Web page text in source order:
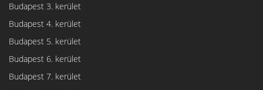
Budapest 3. kerület
Budapest 4. kerület
Budapest 5. kerület
Budapest 6. kerület
Budapest 7. kerület